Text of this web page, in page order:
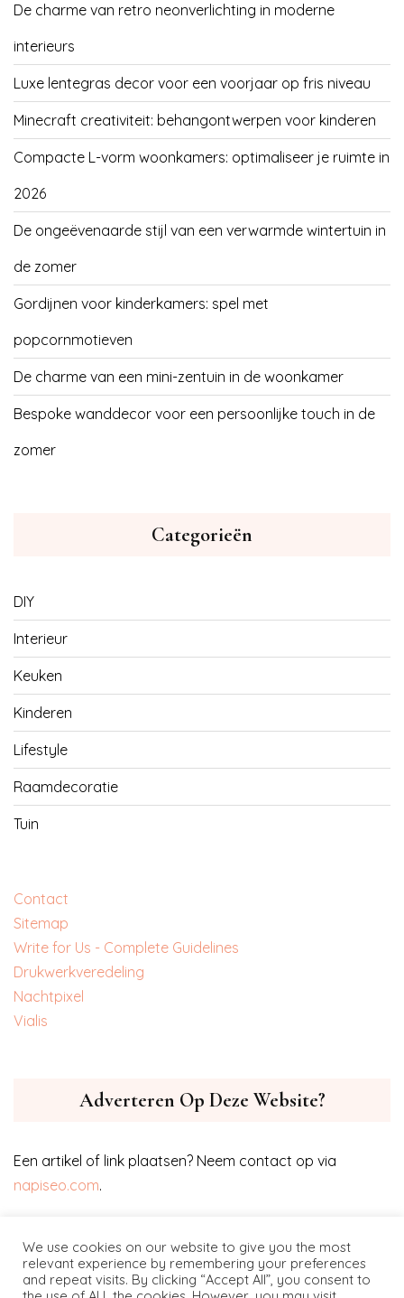
De charme van retro neonverlichting in moderne
interieurs
Luxe lentegras decor voor een voorjaar op fris niveau
Minecraft creativiteit: behangontwerpen voor kinderen
Compacte L-vorm woonkamers: optimaliseer je ruimte in
2026
De ongeëvenaarde stijl van een verwarmde wintertuin in
de zomer
Gordijnen voor kinderkamers: spel met
popcornmotieven
De charme van een mini-zentuin in de woonkamer
Bespoke wanddecor voor een persoonlijke touch in de
zomer
Categorieën
DIY
Interieur
Keuken
Kinderen
Lifestyle
Raamdecoratie
Tuin
Contact
Sitemap
Write for Us - Complete Guidelines
‎Drukwerkveredeling
‎Nachtpixel
‎Vialis
Adverteren Op Deze Website?
Een artikel of link plaatsen? Neem contact op via
napiseo.com.
We use cookies on our website to give you the most
relevant experience by remembering your preferences
and repeat visits. By clicking “Accept All”, you consent to